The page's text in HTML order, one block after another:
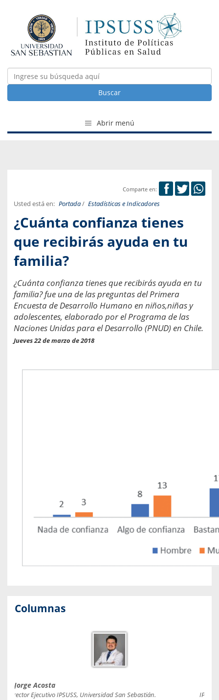
Buscar
Abrir menú
Comparte en:
Usted está en: Portada/ Estadísticas e Indicadores
¿Cuánta confianza tienes
que recibirás ayuda en tu
familia?
¿Cuánta confianza tienes que recibirás ayuda en tu
familia? fue una de las preguntas del Primera
Encuesta de Desarrollo Humano en niños,niñas y
adolescentes, elaborado por el Programa de las
Naciones Unidas para el Desarrollo (PNUD) en Chile.
Jueves 22 de marzo de 2018
Columnas
Jorge Acosta
Director Ejecutivo IPSUSS, Universidad San Sebastián.